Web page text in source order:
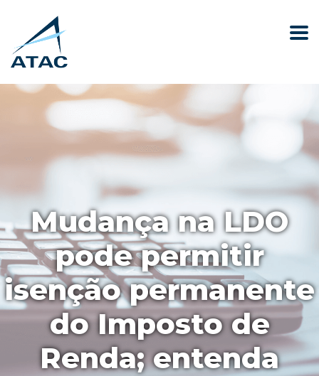
Mudança na LDO
pode permitir
isenção permanente
do Imposto de
Renda; entenda